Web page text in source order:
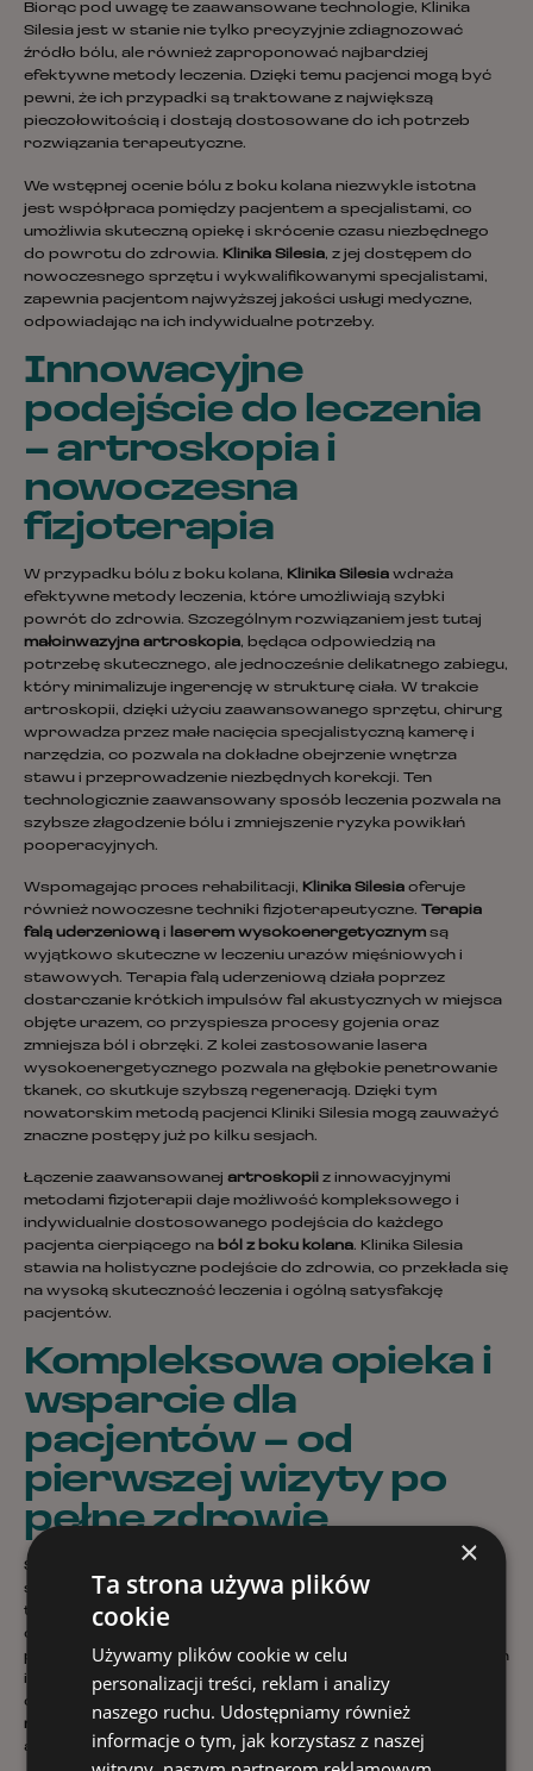
Biorąc pod uwagę te zaawansowane technologie, Klinika
Silesia jest w stanie nie tylko precyzyjnie zdiagnozować
źródło bólu, ale również zaproponować najbardziej
efektywne metody leczenia. Dzięki temu pacjenci mogą być
pewni, że ich przypadki są traktowane z największą
pieczołowitością i dostają dostosowane do ich potrzeb
rozwiązania terapeutyczne.
We wstępnej ocenie bólu z boku kolana niezwykle istotna
jest współpraca pomiędzy pacjentem a specjalistami, co
umożliwia skuteczną opiekę i skrócenie czasu niezbędnego
do powrotu do zdrowia. Klinika Silesia, z jej dostępem do
nowoczesnego sprzętu i wykwalifikowanymi specjalistami,
zapewnia pacjentom najwyższej jakości usługi medyczne,
odpowiadając na ich indywidualne potrzeby.
Innowacyjne
podejście do leczenia
– artroskopia i
nowoczesna
fizjoterapia
W przypadku bólu z boku kolana, Klinika Silesia wdraża
efektywne metody leczenia, które umożliwiają szybki
powrót do zdrowia. Szczególnym rozwiązaniem jest tutaj
małoinwazyjna artroskopia, będąca odpowiedzią na
potrzebę skutecznego, ale jednocześnie delikatnego zabiegu,
który minimalizuje ingerencję w strukturę ciała. W trakcie
artroskopii, dzięki użyciu zaawansowanego sprzętu, chirurg
wprowadza przez małe nacięcia specjalistyczną kamerę i
narzędzia, co pozwala na dokładne obejrzenie wnętrza
stawu i przeprowadzenie niezbędnych korekcji. Ten
technologicznie zaawansowany sposób leczenia pozwala na
szybsze złagodzenie bólu i zmniejszenie ryzyka powikłań
pooperacyjnych.
Wspomagając proces rehabilitacji, Klinika Silesia oferuje
również nowoczesne techniki fizjoterapeutyczne. Terapia
falą uderzeniową i laserem wysokoenergetycznym są
wyjątkowo skuteczne w leczeniu urazów mięśniowych i
stawowych. Terapia falą uderzeniową działa poprzez
dostarczanie krótkich impulsów fal akustycznych w miejsca
objęte urazem, co przyspiesza procesy gojenia oraz
zmniejsza ból i obrzęki. Z kolei zastosowanie lasera
wysokoenergetycznego pozwala na głębokie penetrowanie
tkanek, co skutkuje szybszą regeneracją. Dzięki tym
nowatorskim metodą pacjenci Kliniki Silesia mogą zauważyć
znaczne postępy już po kilku sesjach.
Łączenie zaawansowanej artroskopii z innowacyjnymi
metodami fizjoterapii daje możliwość kompleksowego i
indywidualnie dostosowanego podejścia do każdego
pacjenta cierpiącego na ból z boku kolana. Klinika Silesia
stawia na holistyczne podejście do zdrowia, co przekłada się
na wysoką skuteczność leczenia i ogólną satysfakcję
pacjentów.
Kompleksowa opieka i
wsparcie dla
pacjentów – od
pierwszej wizyty po
pełne zdrowie
Ścieżka pacjenta w
szybkiego pierwszego kontaktu, który może nastąpić
telefonicznie lub mailowo. Już na tym etapie pacjenci
odczuwają wsparcie doświadczonego zespołu, który
pomaga ustalić termin wizyty i udziela wszelkich niezbędnych
informacji. Po rozpoczęciuprocesu diagnostycznego
obejmuje nowoczesne metody takie jak
magnetyczny czy USG
, pacjent otrzymuje szczegółową
analizę stanu zdrowia oraz zindywidualizowany plan leczenia.
×
Ta strona używa plików
cookie
Używamy plików cookie w celu
personalizacji treści, reklam i analizy
naszego ruchu. Udostępniamy również
informacje o tym, jak korzystasz z naszej